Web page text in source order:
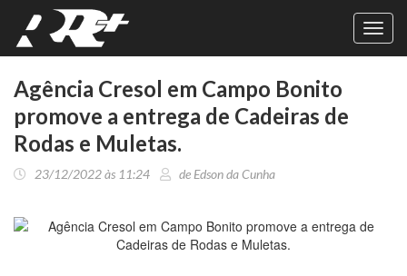
Agência Cresol em Campo Bonito
promove a entrega de Cadeiras de
Rodas e Muletas.
23/12/2022 às 11:24 de Edson da Cunha